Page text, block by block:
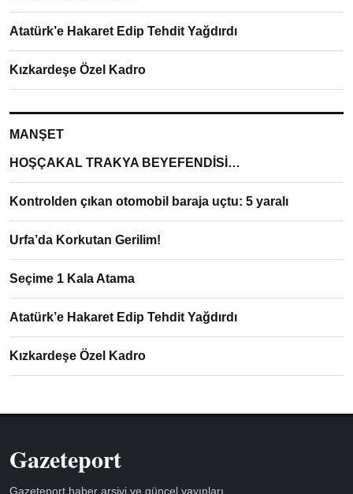
Atatürk’e Hakaret Edip Tehdit Yağdırdı
Kızkardeşe Özel Kadro
MANŞET
HOŞÇAKAL TRAKYA BEYEFENDİSİ…
Kontrolden çıkan otomobil baraja uçtu: 5 yaralı
Urfa’da Korkutan Gerilim!
Seçime 1 Kala Atama
Atatürk’e Hakaret Edip Tehdit Yağdırdı
Kızkardeşe Özel Kadro
Gazeteport
Gazeteport haber arşivi ve güncel yayınları.